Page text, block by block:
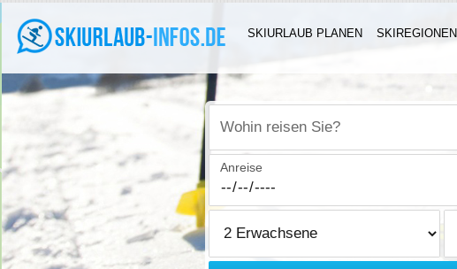
SKIURLAUB PLANEN SKIREGIONEN
Wohin reisen Sie?
Anreise